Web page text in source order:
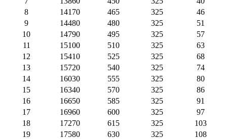
8
14170 465 325
46
9
14480 480 325
51
10
14790 495 325
57
11
15100 510 325
63
12
15410 525 325
68
13
15720 540 325
74
14
16030 555 325
80
15
16340 570 325
86
16
16650 585 325
91
17
16960 600 325
97
18
17270 615 325
103
19
17580 630 325
108